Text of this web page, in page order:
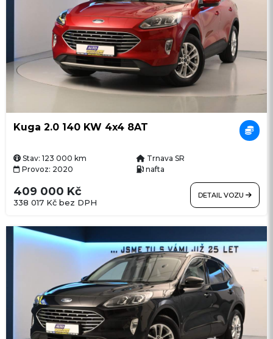
Kuga 2.0 140 KW 4x4 8AT
Stav: 123 000 km
Trnava SR
Provoz: 2020
nafta
338 017 Kč bez DPH
409 000 Kč DETAIL VOZU